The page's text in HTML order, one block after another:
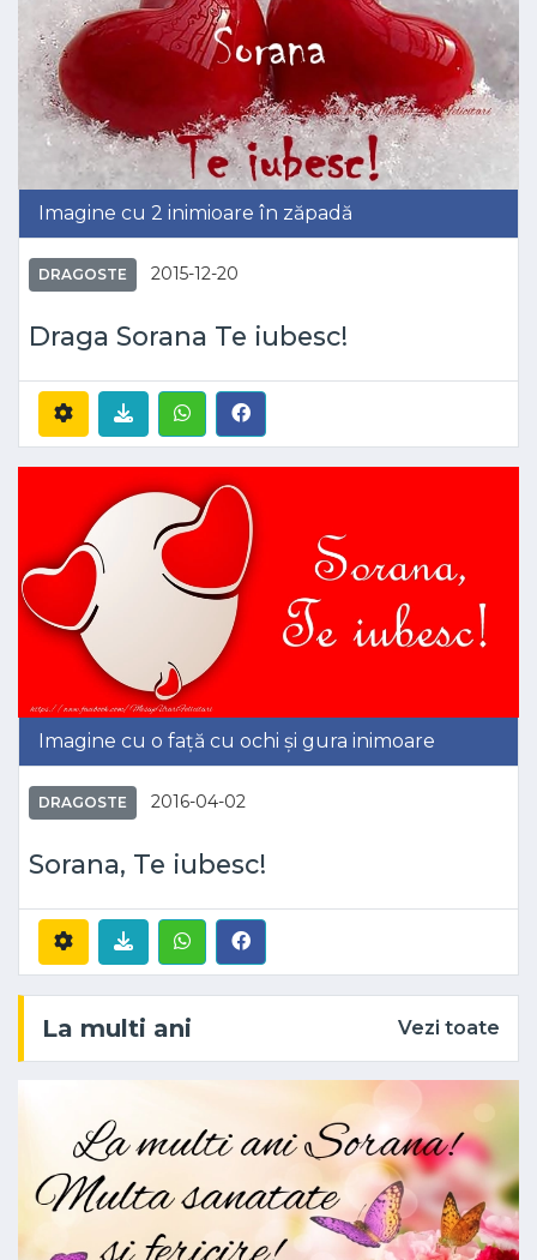
Imagine cu 2 inimioare în zăpadă
DRAGOSTE 2015-12-20
Draga Sorana Te iubesc!
Imagine cu o față cu ochi și gura inimoare
DRAGOSTE 2016-04-02
Sorana, Te iubesc!
La multi ani Vezi toate